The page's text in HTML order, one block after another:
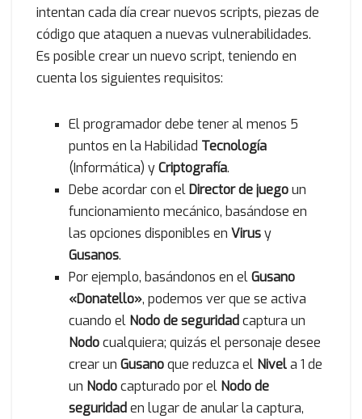
intentan cada día crear nuevos scripts, piezas de
código que ataquen a nuevas vulnerabilidades.
Es posible crear un nuevo script, teniendo en
cuenta los siguientes requisitos:
El programador debe tener al menos 5
puntos en la Habilidad Tecnología
(Informática) yCriptografía.
Debe acordar con elDirector de juegoun
funcionamiento mecánico, basándose en
las opciones disponibles en Virusy
Gusanos.
Por ejemplo, basándonos en elGusano
«Donatello», podemos ver que se activa
cuando el Nodo de seguridadcaptura un
Nodocualquiera; quizás el personaje desee
crear un Gusanoque reduzca el Nivela 1 de
un Nodocapturado por el Nodo de
seguridaden lugar de anular la captura,